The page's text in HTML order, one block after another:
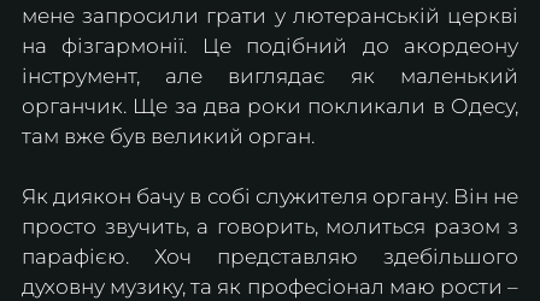
мене запросили грати у лютеранській церкві
на фізгармонії. Це подібний до акордеону
інструмент, але виглядає як маленький
органчик. Ще за два роки покликали в Одесу,
там вже був великий орган.
Як диякон бачу в собі служителя органу. Він не
просто звучить, а говорить, молиться разом з
парафією. Хоч представляю здебільшого
духовну музику, та як професіонал маю рости –